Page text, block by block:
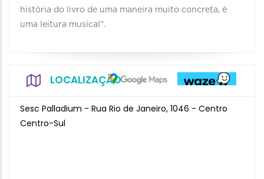
história do livro de uma maneira muito concreta, é
uma leitura musical”.
LOCALIZAÇÃO
Sesc Palladium - Rua Rio de Janeiro, 1046 - Centro
Centro-Sul